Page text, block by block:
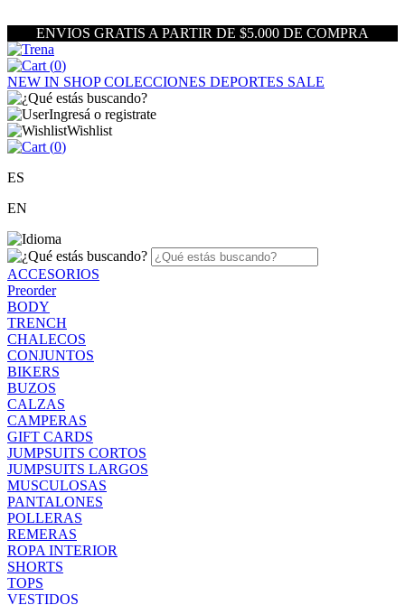
ENVIOS GRATIS A PARTIR DE $5.000 DE COMPRA
(0)
NEW IN SHOPCOLECCIONES DEPORTES SALE
Ingresá o registrate
Wishlist
(0)
ES
EN
ACCESORIOS
Preorder
BODY
TRENCH
CHALECOS
CONJUNTOS
BIKERS
BUZOS
CALZAS
CAMPERAS
GIFT CARDS
JUMPSUITS CORTOS
JUMPSUITS LARGOS
MUSCULOSAS
PANTALONES
POLLERAS
REMERAS
ROPA INTERIOR
SHORTS
TOPS
VESTIDOS